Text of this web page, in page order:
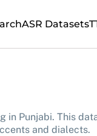
ASR Datasets
Punjabi. This
and dialects.